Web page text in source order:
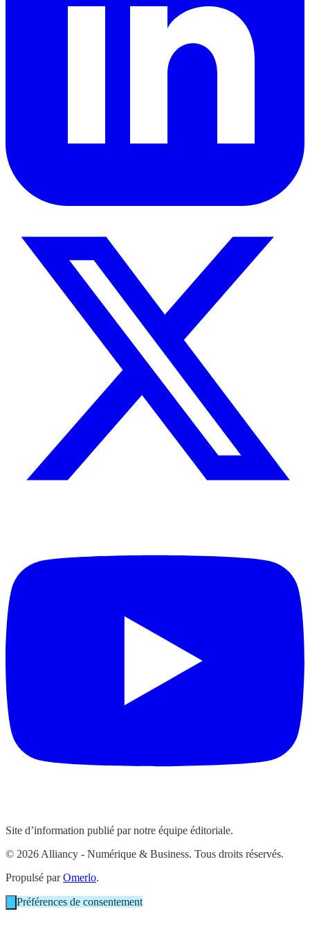
Site d’information publié par notre équipe éditoriale.
© 2026 Alliancy - Numérique & Business. Tous droits réservés.
Propulsé parOmerlo.
Préférences de consentement